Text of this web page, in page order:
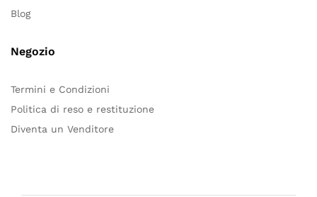
Blog
Negozio
Termini e Condizioni
Politica di reso e restituzione
Diventa un Venditore